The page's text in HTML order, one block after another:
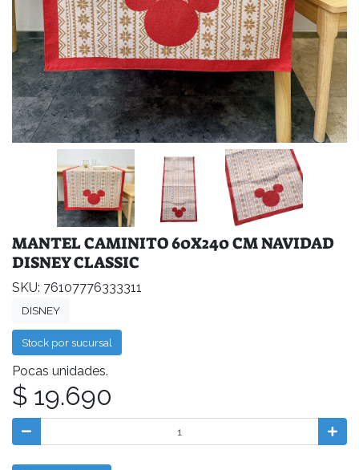
MANTEL CAMINITO 60X240 CM NAVIDAD
DISNEY CLASSIC
SKU: 76107776333311
DISNEY
Stock por sucursal
Pocas unidades.
$ 19.690